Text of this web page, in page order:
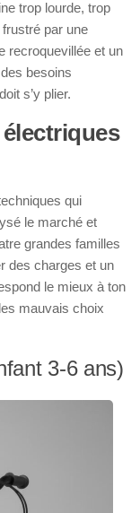
trop lourde, trop
par une
recroquevillée et un
besoins
s’y plier.
qui
le marché et
grandes familles
des charges et un
le mieux à ton
mauvais choix
3-6 ans)